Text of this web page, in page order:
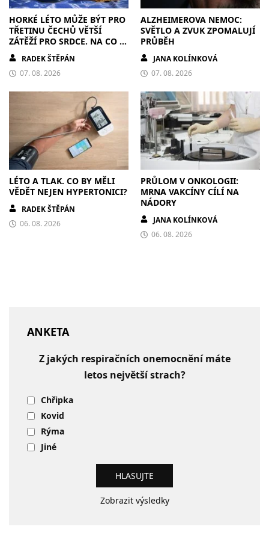
HORKÉ LÉTO MŮŽE BÝT PRO
TŘETINU ČECHŮ VĚTŠÍ
ZÁTĚŽÍ PRO SRDCE. NA CO SI
DÁT POZOR?
RADEK ŠTĚPÁN
07. 08. 2026
ALZHEIMEROVA NEMOC:
SVĚTLO A ZVUK ZPOMALUJÍ
PRŮBĚH
JANA KOLÍNKOVÁ
07. 08. 2026
LÉTO A TLAK. CO BY MĚLI
VĚDĚT NEJEN HYPERTONICI?
RADEK ŠTĚPÁN
06. 08. 2026
PRŮLOM V ONKOLOGII:
MRNA VAKCÍNY CÍLÍ NA
NÁDORY
JANA KOLÍNKOVÁ
06. 08. 2026
ANKETA
Z jakých respiračních onemocnění máte
letos největší strach?
Chřipka
Kovid
Rýma
Jiné
Zobrazit výsledky